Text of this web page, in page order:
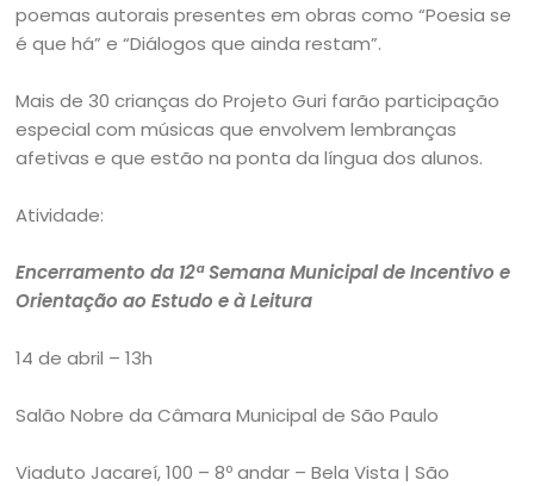
poemas autorais presentes em obras como “Poesia se
é que há” e “Diálogos que ainda restam”.
Mais de 30 crianças do Projeto Guri farão participação
especial com músicas que envolvem lembranças
afetivas e que estão na ponta da língua dos alunos.
Atividade:
Encerramento da 12ª Semana Municipal de Incentivo e
Orientação ao Estudo e à Leitura
14 de abril – 13h
Salão Nobre da Câmara Municipal de São Paulo
Viaduto Jacareí, 100 – 8º andar – Bela Vista | São